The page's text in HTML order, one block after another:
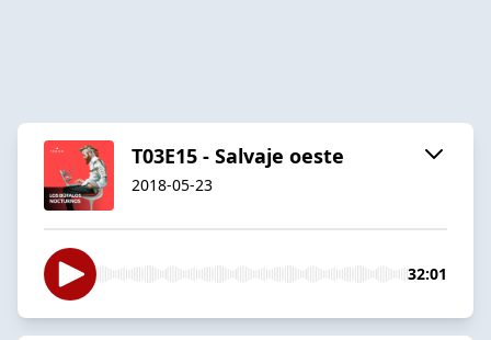
T03E15 - Salvaje oeste
2018-05-23
32:01